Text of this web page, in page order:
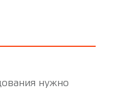
нужно